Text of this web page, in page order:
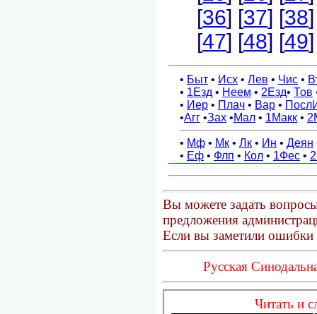
Вы можете задать
предложения
Если вы заметили ошибки
Русская